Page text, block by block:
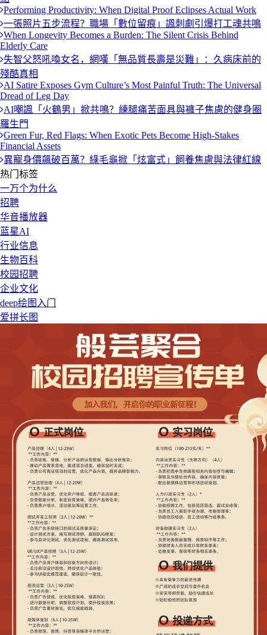
Performing Productivity: When Digital Proof Eclipses Actual Work
一張照片五步流程？職場「數位留痕」諷刺劇引爆打工魂共鳴
When Longevity Becomes a Burden: The Silent Crisis Behind
Elderly Care
失智父怒吼喚女名，網嘆「無品質長壽是災難」：久病床前的
殘酷真相
AI Satire Exposes Gym Culture’s Most Painful Truth: The Universal
Dread of Leg Day
AI嘲諷「火鶴男」掀共鳴？練腿痛苦面具與褲子焦慮的健身圈
羅生門
Green Fur, Red Flags: When Exotic Pets Become High-Stakes
Financial Assets
異寵身價飆破百萬？綠毛龜掀「炫富式」飼養焦慮與法律紅線
热门标签
一万个为什么
招聘
华音播放器
蓝星AI
行业信息
生物百科
校园招聘
企业文化
deep绘图入门
爱拼长图